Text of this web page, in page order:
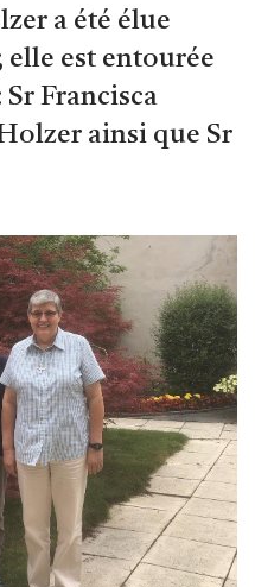
a été élue
elle est entourée
Francisca
ainsi que Sr